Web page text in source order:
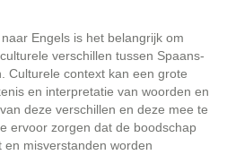
Engels is het belangrijk om
verschillen tussen Spaans-
Culturele context kan een grote
en interpretatie van woorden en
deze verschillen en deze mee te
ervoor zorgen dat de boodschap
misverstanden worden